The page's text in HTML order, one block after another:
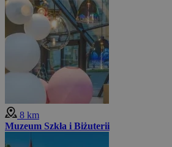
8 km
Muzeum Szkła i Biżuterii